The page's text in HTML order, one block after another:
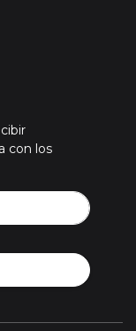
con los